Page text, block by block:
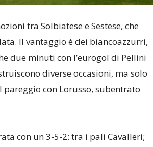
tra Solbiatese e Sestese, che
Il vantaggio è dei biancoazzurri,
due minuti con l’eurogol di Pellini
diverse occasioni, ma solo
con Lorusso, subentrato
con un 3-5-2: tra i pali Cavalleri;